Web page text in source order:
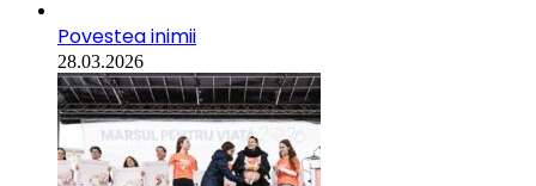
Povestea inimii
28.03.2026